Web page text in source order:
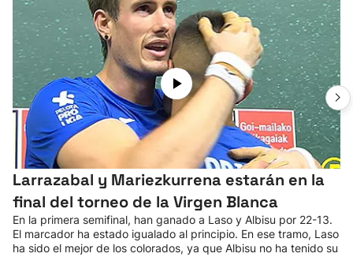
Larrazabal y Mariezkurrena estarán en la
final del torneo de la Virgen Blanca
En la primera semifinal, han ganado a Laso y Albisu por 22-13.
El marcador ha estado igualado al principio. En ese tramo, Laso
ha sido el mejor de los colorados, ya que Albisu no ha tenido su